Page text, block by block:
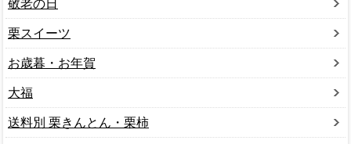
敬老の日
栗スイーツ
お歳暮・お年賀
大福
送料別 栗きんとん・栗柿